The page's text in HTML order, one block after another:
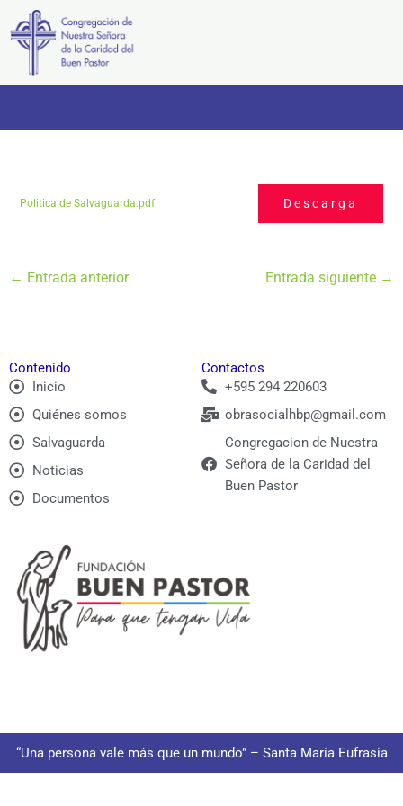
contenido
Politica de Salvaguarda.pdf Descarga
← Entrada anterior Entrada siguiente →
Contenido
Inicio
Quiénes somos
Salvaguarda
Noticias
Documentos
Contactos
+595 294 220603
obrasocialhbp@gmail.com
Congregacion de Nuestra
Señora de la Caridad del
Buen Pastor
“Una persona vale más que un mundo” – Santa María Eufrasia